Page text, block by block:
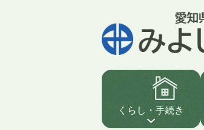
くらし・手続き